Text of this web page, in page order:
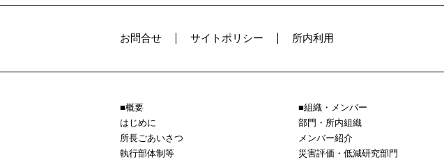
お問合せ サイトポリシー 所内利用
概要
はじめに
所長ごあいさつ
執行部体制等
組織・メンバー
部門・所内組織
メンバー紹介
災害評価・低減研究部門